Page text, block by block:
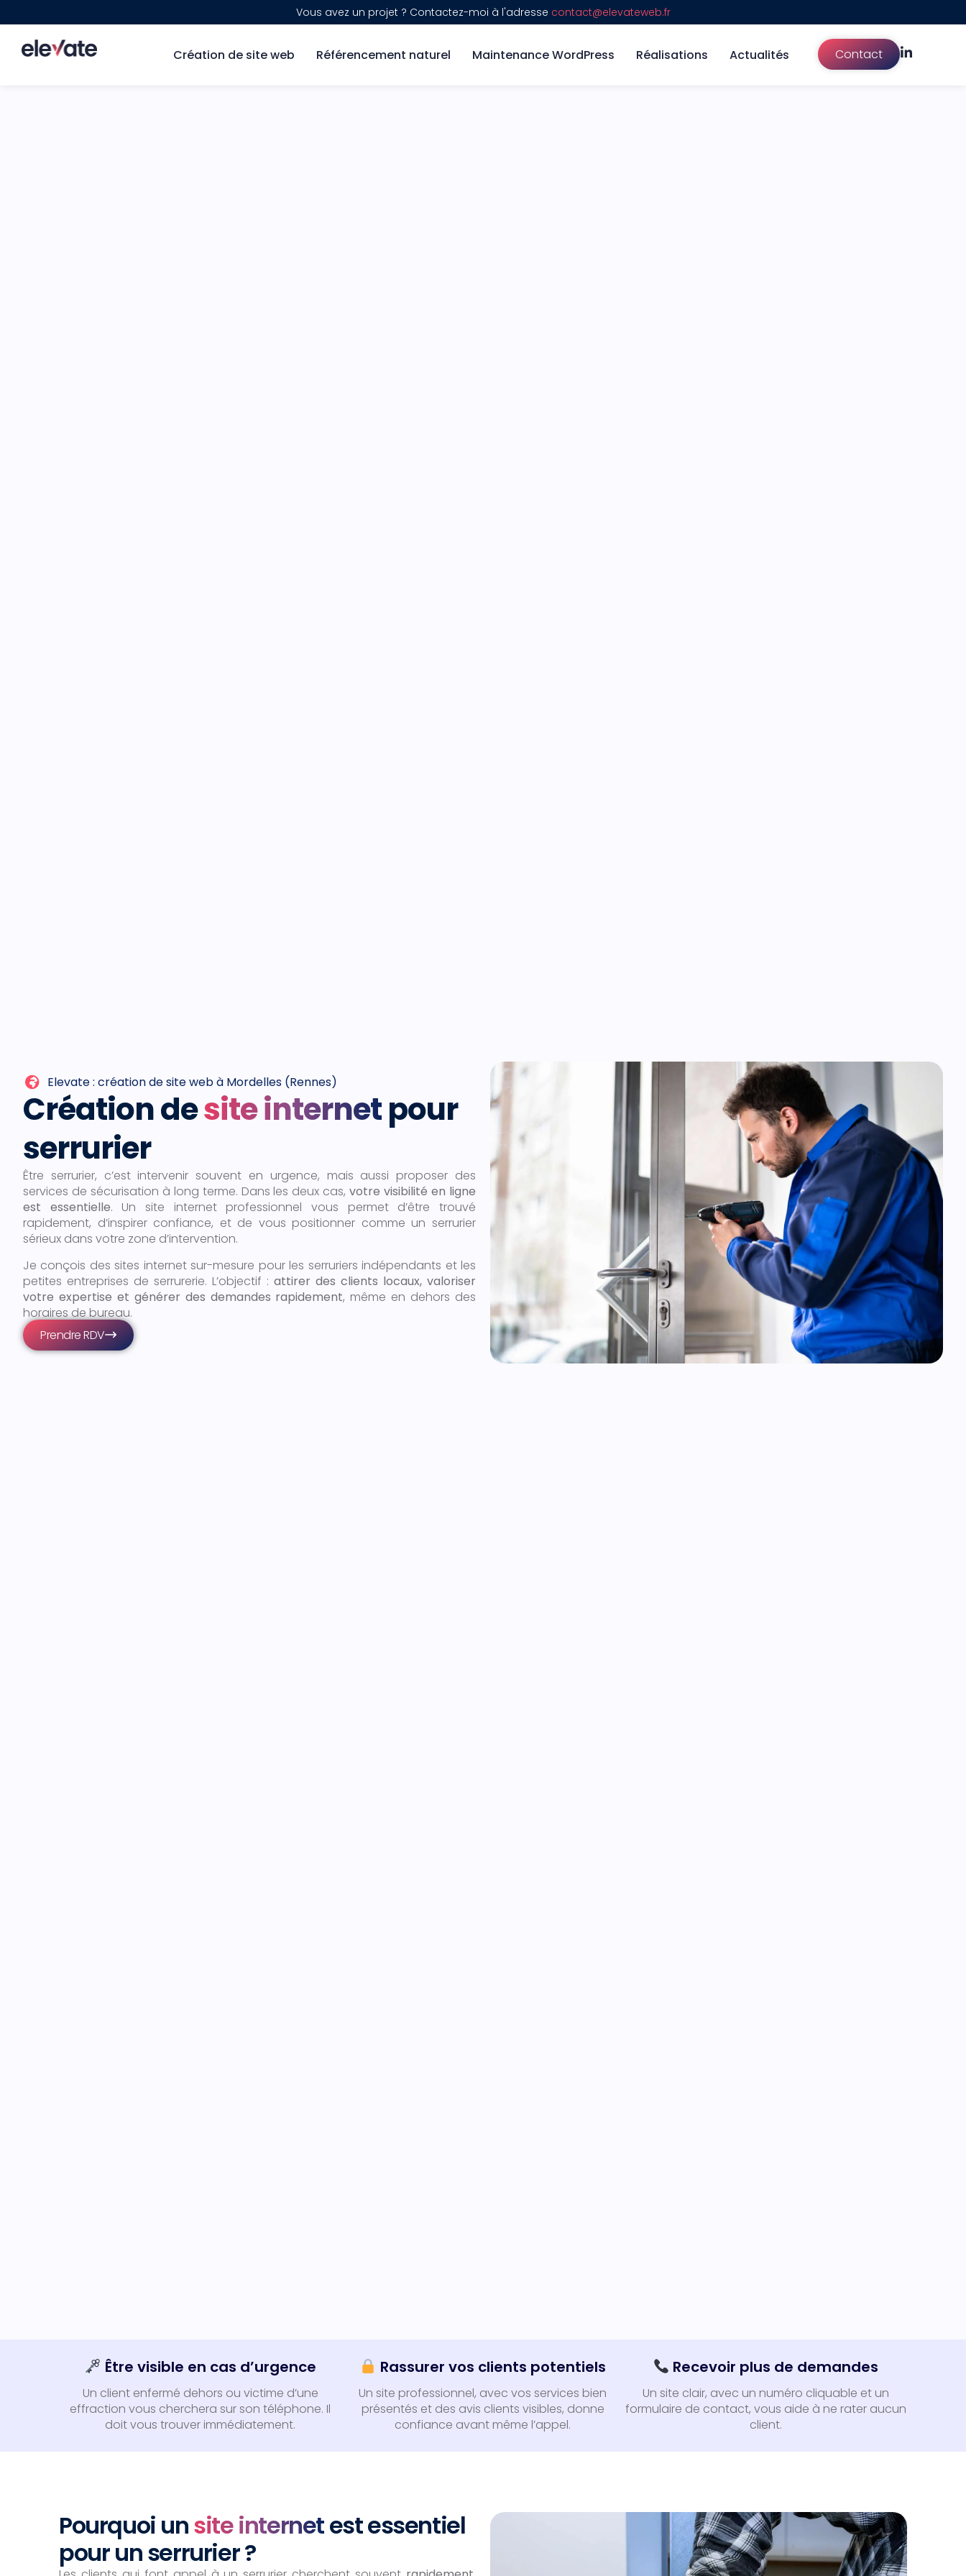
Vous avez un projet ? Contactez-moi à l'adresse contact@elevateweb.fr
Création de site web Référencement naturel Maintenance WordPress Réalisations Actualités Contact
Elevate : création de site web à Mordelles (Rennes)
Création desite internetpour
serrurier
Être serrurier, c’est intervenir souvent en urgence, mais aussi proposer des
services de sécurisation à long terme. Dans les deux cas,votre visibilité en ligne
est essentielle. Un site internet professionnel vous permet d’être trouvé
rapidement, d’inspirer confiance, et de vous positionner comme un serrurier
sérieux dans votre zone d’intervention.
Je conçois des sites internet sur-mesure pour les serruriers indépendants et les
petites entreprises de serrurerie. L’objectif : attirer des clients locaux, valoriser
votre expertise et générer des demandes rapidement, même en dehors des
horaires de bureau.
Prendre RDV
Être visible en cas d’urgence
Un client enfermé dehors ou victime d’une
effraction vous cherchera sur son téléphone. Il
doit vous trouver immédiatement.
Rassurer vos clients potentiels
Un site professionnel, avec vos services bien
présentés et des avis clients visibles, donne
confiance avant même l’appel.
Recevoir plus de demandes
Un site clair, avec un numéro cliquable et un
formulaire de contact, vous aide à ne rater aucun
client.
Pourquoi unsite internetest essentiel
pour un serrurier ?